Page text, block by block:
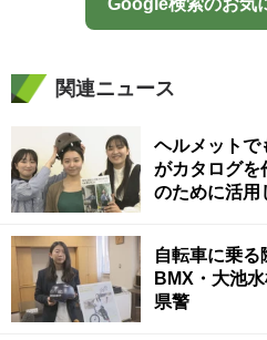
関連ニュース
ヘルメット
がカタログ
のために活
自転車に乗
BMX・大池
県警